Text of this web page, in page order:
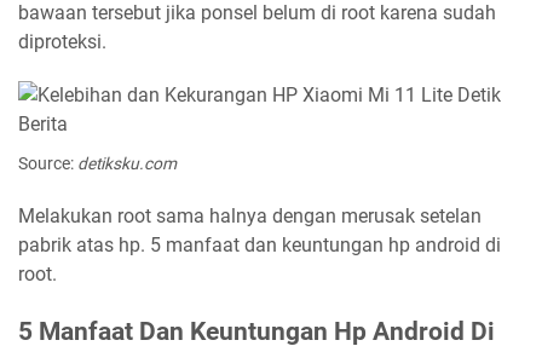
bawaan tersebut jika ponsel belum di root karena sudah
diproteksi.
Source: detiksku.com
Melakukan root sama halnya dengan merusak setelan
pabrik atas hp. 5 manfaat dan keuntungan hp android di
root.
5 Manfaat Dan Keuntungan Hp Android Di